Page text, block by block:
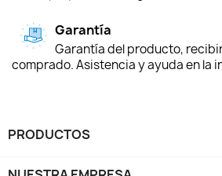
Garantía
Garantía del producto,
comprado. Asistencia y ayuda en la
PRODUCTOS